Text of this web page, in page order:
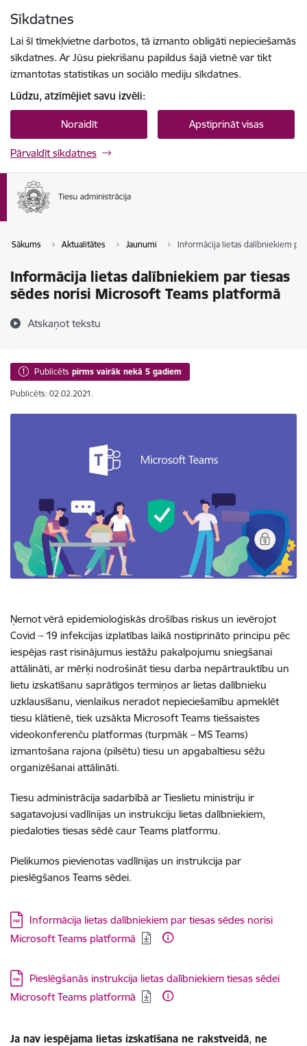
Sīkdatnes
Lai šī tīmekļvietne darbotos, tā izmanto obligāti nepieciešamās
sīkdatnes. Ar Jūsu piekrišanu papildus šajā vietnē var tikt
izmantotas statistikas un sociālo mediju sīkdatnes.
Lūdzu, atzīmējiet savu izvēli:
Noraidīt Apstiprināt visas
Pārvaldīt sīkdatnes
Sākums Aktualitātes Jaunumi Informācija lietas dalībniekiem
Informācija lietas dalībniekiem par tiesas
sēdes norisi Microsoft Teams platformā
Atskaņot tekstu
Publicēts pirms vairāk nekā 5 gadiem
Publicēts: 02.02.2021.
Ņemot vērā epidemioloģiskās drošības riskus un ievērojot
Covid – 19 infekcijas izplatības laikā nostiprināto principu pēc
iespējas rast risinājumus iestāžu pakalpojumu sniegšanai
attālināti, ar mērķi nodrošināt tiesu darba nepārtrauktību un
lietu izskatīšanu saprātīgos termiņos ar lietas dalībnieku
uzklausīšanu, vienlaikus neradot nepieciešamību apmeklēt
tiesu klātienē, tiek uzsākta Microsoft Teams tiešsaistes
videokonferenču platformas (turpmāk – MS Teams)
izmantošana rajona (pilsētu) tiesu un apgabaltiesu sēžu
organizēšanai attālināti.
Tiesu administrācija sadarbībā ar Tieslietu ministriju ir
sagatavojusi vadlīnijas un instrukciju lietas dalībniekiem,
piedaloties tiesas sēdē caur Teams platformu.
Pielikumos pievienotas vadlīnijas un instrukcija par
pieslēgšanos Teams sēdei.
Lejupielādēt:
Informācija lietas dalībniekiem par tiesas sēdes norisi
Microsoft Teams platformā
Lejupielādēt:
Pieslēgšanās instrukcija lietas dalībniekiem tiesas sēdei
Microsoft Teams platformā
Ja nav iespējama lietas izskatīšana ne rakstveidā, ne